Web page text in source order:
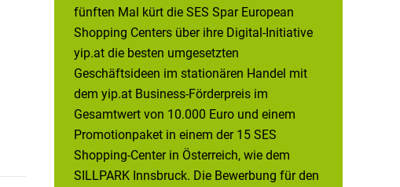
fünften Mal kürt die SES Spar European
Shopping Centers über ihre Digital-Initiative
yip.at die besten umgesetzten
Geschäftsideen im stationären Handel mit
dem yip.at Business-Förderpreis im
Gesamtwert von 10.000 Euro und einem
Promotionpaket in einem der 15 SES
Shopping-Center in Österreich, wie dem
SILLPARK Innsbruck. Die Bewerbung für den